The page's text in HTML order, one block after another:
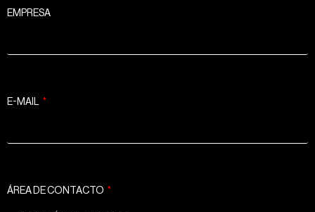
EMPRESA
E-MAIL
ÁREA DE CONTACTO